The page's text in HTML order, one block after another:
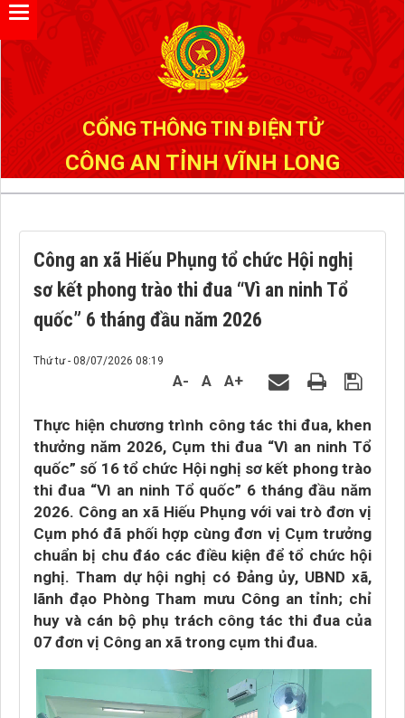
CỔNG THÔNG TIN ĐIỆN TỬ
CÔNG AN TỈNH VĨNH LONG
Công an xã Hiếu Phụng tổ chức Hội nghị
sơ kết phong trào thi đua “Vì an ninh Tổ
quốc” 6 tháng đầu năm 2026
Thứ tư - 08/07/2026 08:19
A- A A+
Thực hiện chương trình công tác thi đua, khen
thưởng năm 2026, Cụm thi đua “Vì an ninh Tổ
quốc” số 16 tổ chức Hội nghị sơ kết phong trào
thi đua “Vì an ninh Tổ quốc” 6 tháng đầu năm
2026. Công an xã Hiếu Phụng với vai trò đơn vị
Cụm phó đã phối hợp cùng đơn vị Cụm trưởng
chuẩn bị chu đáo các điều kiện để tổ chức hội
nghị. Tham dự hội nghị có Đảng ủy, UBND xã,
lãnh đạo Phòng Tham mưu Công an tỉnh; chỉ
huy và cán bộ phụ trách công tác thi đua của
07 đơn vị Công an xã trong cụm thi đua.